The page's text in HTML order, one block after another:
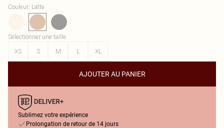
Couleur: Latte
Sélectionner une taille:
XS
S M L XL
AJOUTER AU PANIER
Sublimez votre expérience
Prolongation de retour de 14 jours